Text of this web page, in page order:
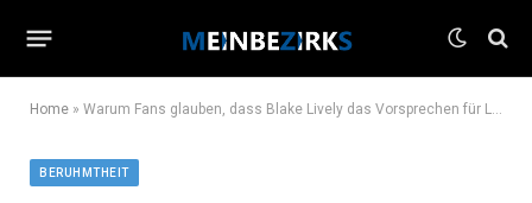
Home » Warum Fans glauben, dass Blake Lively das Vorsprechen für Lily Bloom in „It Ends With Us“ bereuen könnte
BERUHMTHEIT